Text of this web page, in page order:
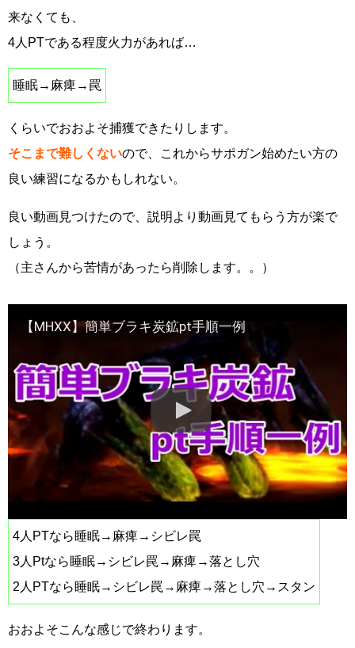
来なくても、
4人PTである程度火力があれば…
睡眠→麻痺→罠
くらいでおおよそ捕獲できたりします。
そこまで難しくないので、これからサポガン始めたい方の
良い練習になるかもしれない。
良い動画見つけたので、説明より動画見てもらう方が楽で
しょう。
（主さんから苦情があったら削除します。。）
【MHXX】簡単ブラキ炭鉱pt手順一例
4人PTなら睡眠→麻痺→シビレ罠
3人Ptなら睡眠→シビレ罠→麻痺→落とし穴
2人PTなら睡眠→シビレ罠→麻痺→落とし穴→スタン
おおよそこんな感じで終わります。